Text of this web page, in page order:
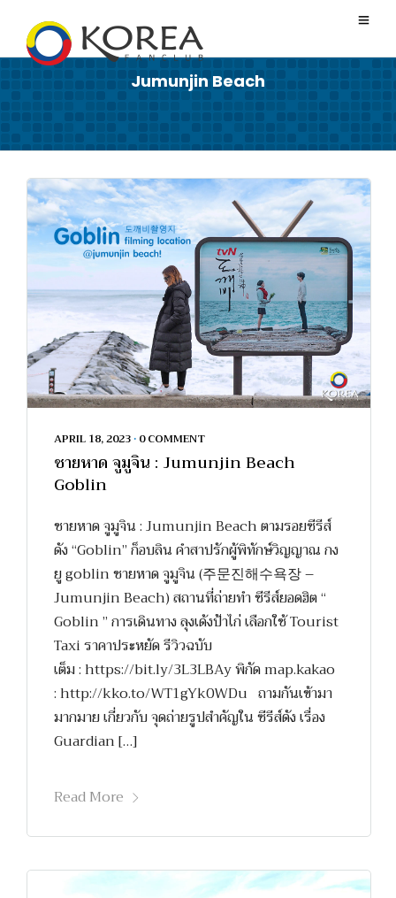
Jumunjin Beach
APRIL 18, 2023 • 0 COMMENT
ชายหาด จูมูจิน : Jumunjin Beach
Goblin
ชายหาด จูมูจิน : Jumunjin Beach ตามรอยซีรีส์
ดัง “Goblin” ก็อบลิน คำสาปรักผู้พิทักษ์วิญญาณ กง
ยู goblin ชายหาด จูมูจิน (주문진해수욕장 –
Jumunjin Beach) สถานที่ถ่ายทำ ซีรีส์ยอดฮิต “
Goblin ” การเดินทาง ลุงเด้งป้าไก่ เลือกใช้ Tourist
Taxi ราคาประหยัด รีวิวฉบับ
เต็ม : https://bit.ly/3L3LBAy พิกัด map.kakao
: http://kko.to/WT1gYk0WDu ถามกันเข้ามา
มากมาย เกี่ยวกับ จุดถ่ายรูปสำคัญใน ซีรีส์ดัง เรื่อง
Guardian […]
Read More